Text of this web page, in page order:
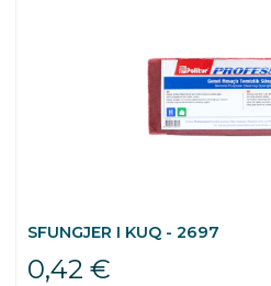
SFUNGJER I KUQ - 2697
0,42 €